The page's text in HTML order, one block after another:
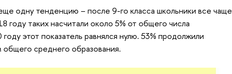
одну тенденцию – после 9-го класса школьники все чаще
году таких насчитали около 5% от общего числа
этот показатель равнялся нулю. 53% продолжили
среднего образования.